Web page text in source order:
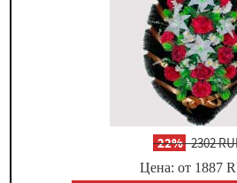
-22%2302
Цена: от 1887